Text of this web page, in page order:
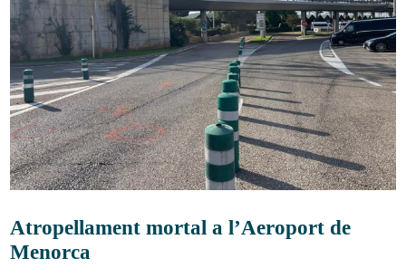
Atropellament mortal a l’Aeroport de
Menorca